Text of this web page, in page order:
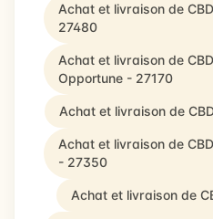
Achat et livraison de
27480
Achat et livraison de
Opportune - 27170
Achat et livraison de
Achat et livraison de
- 27350
Achat et livraison de